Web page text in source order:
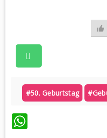
#50. Geburtstag
WhatsApp